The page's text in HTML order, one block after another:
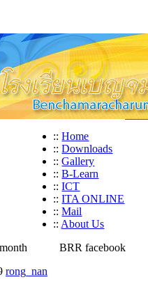
:: Home
:: Downloads
:: Gallery
:: B-Learn
:: ICT
:: ITA ONLINE
:: Mail
:: About Us
rong_nan
BRR facebook